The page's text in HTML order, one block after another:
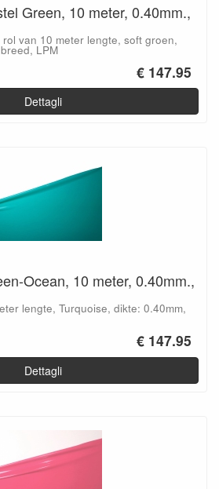
Green, 10 meter, 0.40mm.,
van 10 meter lengte, soft groen,
LPM
€ 147.95
Dettagli
Ocean, 10 meter, 0.40mm.,
lengte, Turquoise, dikte: 0.40mm,
€ 147.95
Dettagli